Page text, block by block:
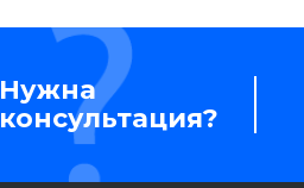
Нужна
консультация?